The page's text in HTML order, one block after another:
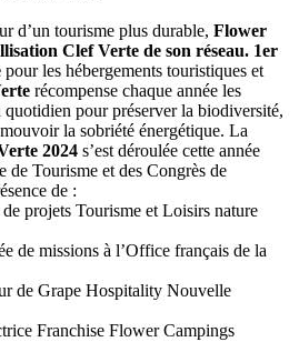
d’un tourisme plus durable, Flower
Clef Verte de son réseau. 1er
pour les hébergements touristiques et
récompense chaque année les
quotidien pour préserver la biodiversité,
la sobriété énergétique. La
2024 s’est déroulée cette année
de Tourisme et des Congrès de
de :
projets Tourisme et Loisirs nature
de missions à l’Office français de la
de Grape Hospitality Nouvelle
Franchise Flower Campings